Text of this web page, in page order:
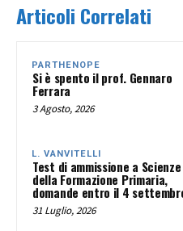
Articoli Correlati
PARTHENOPE
Si è spento il prof. Gennaro
Ferrara
3 Agosto, 2026
L. VANVITELLI
Test di ammissione a Scienze
della Formazione Primaria,
domande entro il 4
31 Luglio, 2026